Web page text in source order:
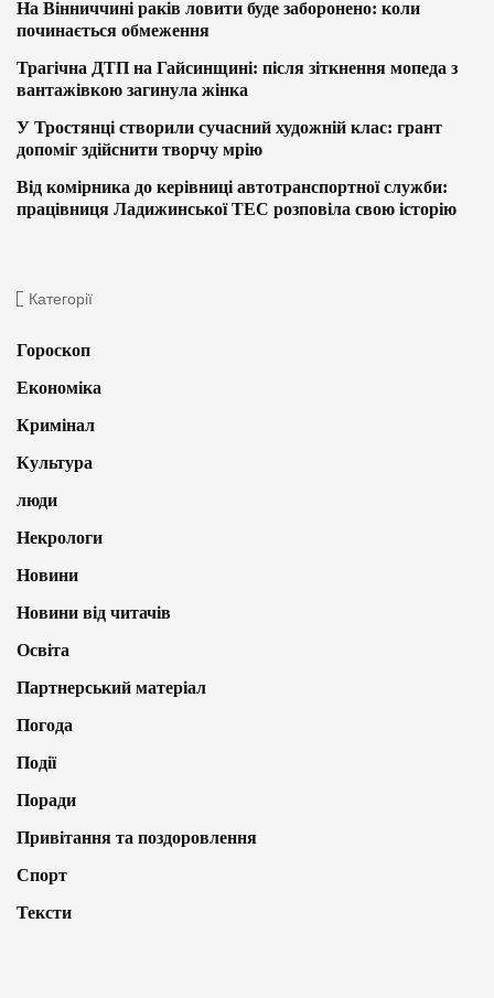
На Вінниччині раків ловити буде заборонено: коли
починається обмеження
Трагічна ДТП на Гайсинщині: після зіткнення мопеда з
вантажівкою загинула жінка
У Тростянці створили сучасний художній клас: грант
допоміг здійснити творчу мрію
Від комірника до керівниці автотранспортної служби:
працівниця Ладижинської ТЕС розповіла свою історію
Категорії
Гороскоп
Економіка
Кримінал
Культура
люди
Некрологи
Новини
Новини від читачів
Освіта
Партнерський матеріал
Погода
Події
Поради
Привітання та поздоровлення
Спорт
Тексти